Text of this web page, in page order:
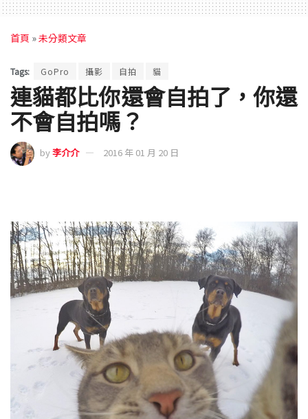
首頁 »未分類文章
Tags: GoPro 攝影 自拍 貓
連貓都比你還會自拍了，你還
不會自拍嗎？
by李介介 2016 年 01 月 20 日